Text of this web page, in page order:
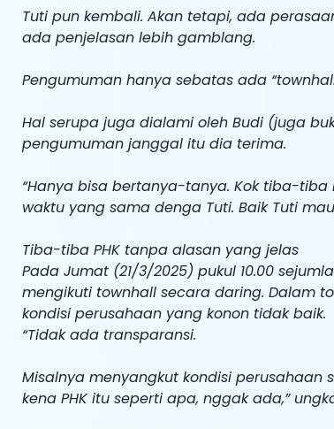
Tuti pun kembali. Akan tetapi, ada
ada penjelasan lebih gamblang.
Pengumuman hanya sebatas ada
Hal serupa juga dialami oleh Budi (juga
pengumuman janggal itu dia terima.
“Hanya bisa bertanya-tanya. Kok tiba-
waktu yang sama denga Tuti. Baik Tuti
Tiba-tiba PHK tanpa alasan yang jelas
Pada Jumat (21/3/2025) pukul 10.00
mengikuti townhall secara daring. Dalam
kondisi perusahaan yang konon tidak baik.
“Tidak ada transparansi.
Misalnya menyangkut kondisi perusahaan
kena PHK itu seperti apa, nggak ada,”